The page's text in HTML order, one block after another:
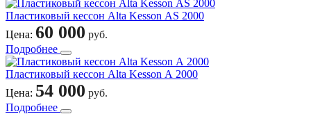
Пластиковый кессон Alta Kesson АS 2000
Цена: 60 000 руб.
Подробнее
Пластиковый кессон Alta Kesson А 2000
Цена: 54 000 руб.
Подробнее